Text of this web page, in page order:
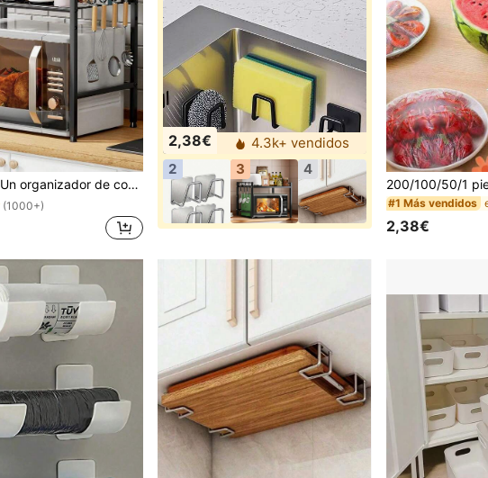
Un organizador de cocina simple y versátil que también sirve como estante para microondas y horno, con almacenamiento de doble nivel para sus especias y talla grande, artículos del hogar, baño, Día del Maestro, Copa del Mundo
(1000+)
2,38€
4.3k+ vendidos
2
3 4
#1 Más vendidos
2,38€